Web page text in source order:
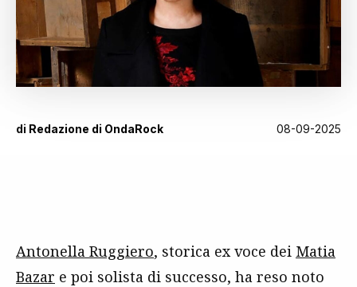
di Redazione di OndaRock 08-09-2025
Antonella Ruggiero, storica ex voce dei Matia
Bazar e poi solista di successo, ha reso noto